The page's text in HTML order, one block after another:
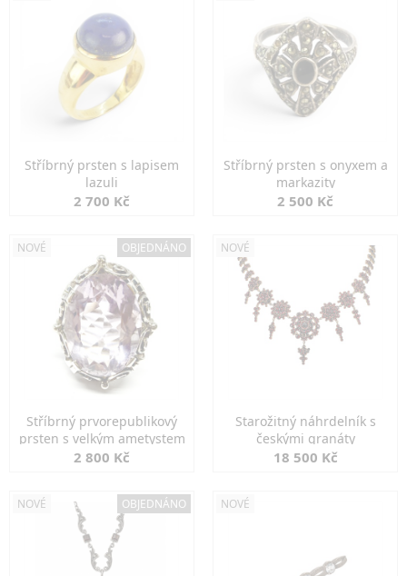
Stříbrný prsten s lapisem
lazuli
2 700 Kč
Stříbrný prsten s onyxem a
markazity
2 500 Kč
NOVÉ OBJEDNÁNO
Stříbrný prvorepublikový
prsten s velkým ametystem
2 800 Kč
NOVÉ
Starožitný náhrdelník s
českými granáty
18 500 Kč
NOVÉ OBJEDNÁNO NOVÉ